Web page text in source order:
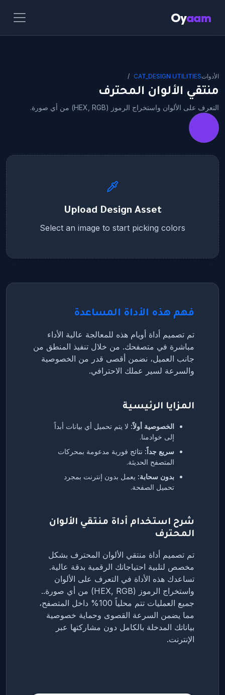
Oyaam
الأدواتCAT_DESIGN UTILITIES
منتقي الألوان المحترف
التعرف على الألوان واستخراج الرموز (HEX, RGB) من أي صورة.
Upload Design Asset
Select an image to start picking colors
فهم هذه الأداة المساعدة
تم تصميم أداة أويام هذه للمعالجة عالية الأداء
مباشرة في متصفحك. من خلال تنفيذ المنطق من
جانب العميل، نضمن أقصى قدر من الخصوصية
والسرعة لسير عملك الاحترافي.
المزايا الرئيسية
الخصوصية أولاً: لا يتم تحميل أي بيانات أبداً
إلى خوادمنا.
سريع جداً: نتائج فورية مدعومة بمحركات
المتصفح الحديثة.
بدون سحابة: يعمل بدون إنترنت بمجرد
تحميل الصفحة.
شرح استخدام أداة منتقي الألوان
المحترف
تم تصميم أداة منتقي الألوان المحترف بشكل
مخصص لتلبية احتياجاتك الرقمية بدقة عالية.
تساعدك هذه الأداة في التعرف على الألوان
واستخراج الرموز (HEX, RGB) من أي صورة..
جميع العمليات تتم محلياً 100% داخل المتصفح،
مما يضمن السرعة القصوى وحماية خصوصية
بياناتك المدخلة بالكامل دون مشاركتها عبر
الإنترنت.